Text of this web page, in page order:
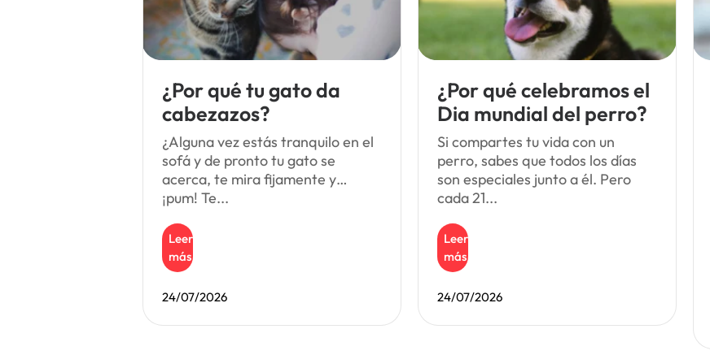
¿Por qué tu gato da
cabezazos?
¿Alguna vez estás tranquilo en el
sofá y de pronto tu gato se
acerca, te mira fijamente y…
¡pum! Te...
Leer
más
24/07/2026
¿Por qué celebramos el
Dia mundial del perro?
Si compartes tu vida con un
perro, sabes que todos los días
son especiales junto a él. Pero
cada 21...
Leer
más
24/07/2026